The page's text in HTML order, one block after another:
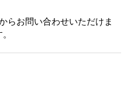
らお問い合わせいただけま